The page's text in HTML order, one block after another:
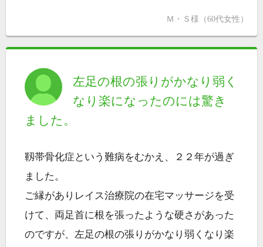
Ｍ・Ｓ様（60代女性）
左足の根の張りがかなり弱く
なり楽になったのには驚き
ました。
靱帯骨化症という難病をむかえ、２２年が過ぎ
ました。
ご縁がありレイス治療院の在宅マッサージを受
けて、両足首に根を張ったような硬さがあった
のですが、左足の根の張りがかなり弱くなり楽